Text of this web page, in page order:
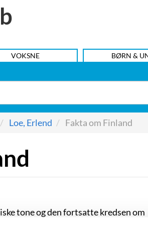
VOKSNE BØRN &
Loe, Erlend Fakta om Finland
tone og den fortsatte kredsen om